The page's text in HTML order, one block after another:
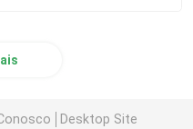
Desktop Site